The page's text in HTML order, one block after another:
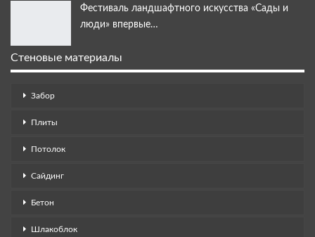
Фестиваль ландшафтного искусства «Сады и
люди» впервые…
Стеновые материалы
Забор
Плиты
Потолок
Сайдинг
Бетон
Шлакоблок